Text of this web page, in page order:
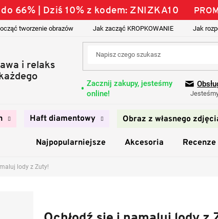
66% | Dziś 10% z kodem: ZNIZKA10
tworzenie obrazów Jak zacząć KROPKOWANIE Jak
Zacznij zakupy, jesteśmy
online!
Haft diamentowy Obraz z własnego
Najpopularniejsze Akcesoria Recenze
lody z Zuty!